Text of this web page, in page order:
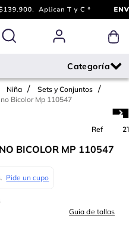
Niña
Sets y Conjuntos
Bicolor Mp 110547
Ref.
774221
BICOLOR MP 110547
Guia de tallas